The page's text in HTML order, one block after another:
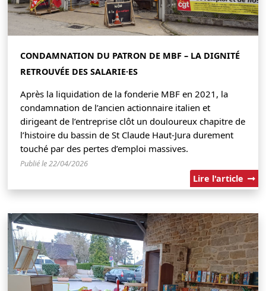
CONDAMNATION DU PATRON DE MBF – LA DIGNITÉ
RETROUVÉE DES SALARIE·ES
Après la liquidation de la fonderie MBF en 2021, la
condamnation de l’ancien actionnaire italien et
dirigeant de l’entreprise clôt un douloureux chapitre de
l’histoire du bassin de St Claude Haut-Jura durement
touché par des pertes d’emploi massives.
Publié le 22/04/2026
Lire l'article